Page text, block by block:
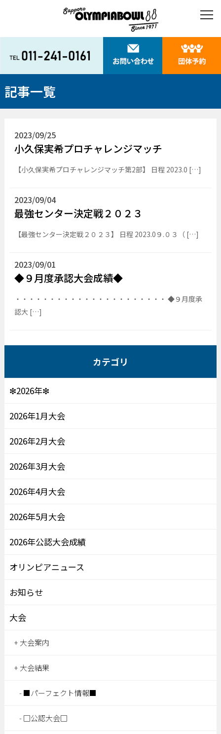
記事一覧
2023/09/25
小久保実希プロチャレンジマッチ
【小久保実希プロチャレンジマッチ第2部】 日程 2023.0 […]
2023/09/04
最強センター決定戦２０２３
【最強センター決定戦２０２３】 日程 2023.0９.０３（ […]
2023/09/01
◆９月度承認大会成績◆
・・・・・・・・・・・・・・・・・・・・・・ ◆９月度承
認大 […]
カテゴリ
❇2026年❇
2026年1月大会
2026年2月大会
2026年3月大会
2026年4月大会
2026年5月大会
2026年公認大会成績
オリンピアニュース
お知らせ
大会
大会案内
大会結果
■パーフェクト情報■
□公認大会□